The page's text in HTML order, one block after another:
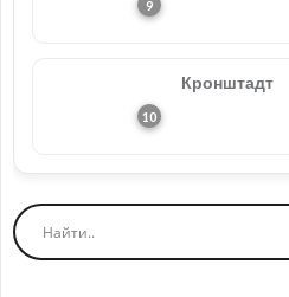
Кронштадт